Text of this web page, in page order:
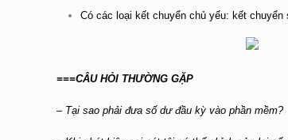
Có các loại kết chuyển chủ yếu: kết
===CÂU HỎI THƯỜNG GẶP
– Tại sao phải đưa số dư đầu kỳ vào phần mềm?